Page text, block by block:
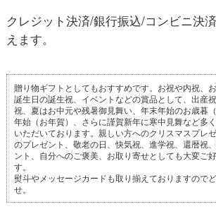
クレジット決済/銀行振込/コンビニ決
えます。
贈り物ギフトとしてもおすすめです。お祝や内祝、
誕生日の誕生祝、イベントなどの賞品として、出産
祝、夏はお中元や残暑御見舞い、年末年始のお歳暮
年始（お年賀）、さらに謹賀新年に寒中見舞など多
いただいております。親しい方へのクリスマスプレ
のプレゼント、敬老の日、快気祝、進学祝、還暦祝
ント、自分へのご褒美、お取り寄せとしても大変ご
す。
熨斗やメッセージカードも取り揃えておりますので
せ。